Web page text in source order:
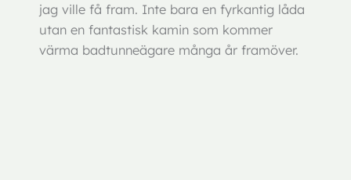
jag ville få fram. Inte bara en fyrkantig låda
utan en fantastisk kamin som kommer
värma badtunneägare många år framöver.